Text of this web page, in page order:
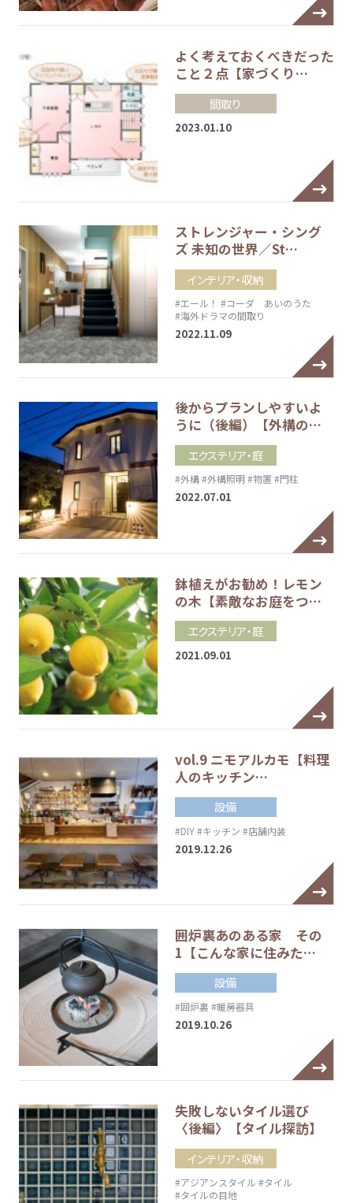
よく考えておくべきだった
こと２点【家づくり…
間取り
2023.01.10
ストレンジャー・シング
ズ 未知の世界／St…
インテリア・収納
#エール！ #コーダ あいのうた
#海外ドラマの間取り
2022.11.09
後からプランしやすいよ
うに（後編）【外構の…
エクステリア・庭
#外構#外構照明 #物置 #門柱
2022.07.01
鉢植えがお勧め！レモン
の木【素敵なお庭をつ…
エクステリア・庭
2021.09.01
vol.9 ニモアルカモ【料理
人のキッチン…
設備
#DIY#キッチン #店舗内装
2019.12.26
囲炉裏あのある家 その
1【こんな家に住みた…
設備
#囲炉裏 #暖房器具
2019.10.26
失敗しないタイル選び
〈後編〉【タイル探訪】
インテリア・収納
#アジアンスタイル #タイル
#タイルの目地